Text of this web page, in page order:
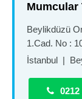
Mumcular
Beylikdüzü
1.Cad. No :
İstanbul |
0212